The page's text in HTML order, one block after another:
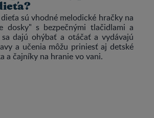
sú vhodné melodické hračky na
dosky" s bezpečnými tlačidlami a
dajú ohýbať a otáčať a vydávajú
a učenia môžu priniesť aj detské
a čajníky na hranie vo vani.